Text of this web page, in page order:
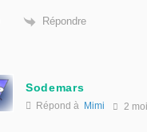
Répondre
Sodemars
Répond à Mimi 2